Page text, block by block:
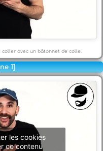
coller avec un bâtonnet de colle.
1]
les cookies
ce contenu